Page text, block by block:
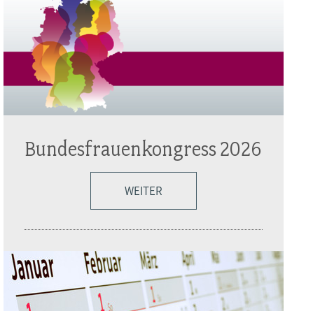
Bundesfrauenkongress 2026
WEITER